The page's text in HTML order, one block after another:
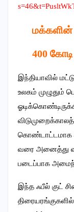
s=
400
இந்தியாவில்
உலகம் முழுதும்
கொண்டாட்டமாக
வரை அனைத்து
படைப்பாக
இந்த ஃபீல் குட்